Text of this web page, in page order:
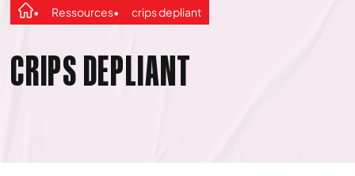
Ressources crips depliant
CRIPS DEPLIANT